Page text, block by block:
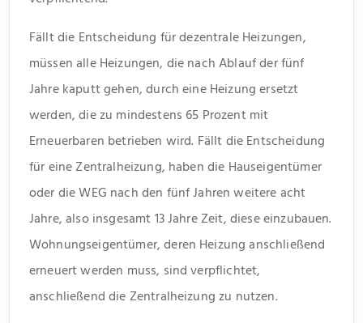
Fällt die Entscheidung für dezentrale Heizungen,
müssen alle Heizungen, die nach Ablauf der fünf
Jahre kaputt gehen, durch eine Heizung ersetzt
werden, die zu mindestens 65 Prozent mit
Erneuerbaren betrieben wird. Fällt die Entscheidung
für eine Zentralheizung, haben die Hauseigentümer
oder die WEG nach den fünf Jahren weitere acht
Jahre, also insgesamt 13 Jahre Zeit, diese einzubauen.
Wohnungseigentümer, deren Heizung anschließend
erneuert werden muss, sind verpflichtet,
anschließend die Zentralheizung zu nutzen.